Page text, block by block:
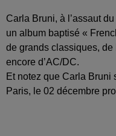
Carla Bruni, à l’assaut
un album baptisé «
de grands classiques,
encore d’AC/DC.
Et notez que Carla Bruni
Paris, le 02 décembre